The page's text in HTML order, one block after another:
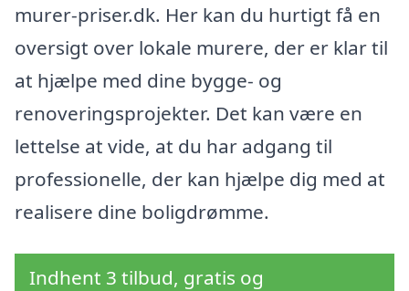
murer-priser.dk. Her kan du hurtigt få en
oversigt over lokale murere, der er klar til
at hjælpe med dine bygge- og
renoveringsprojekter. Det kan være en
lettelse at vide, at du har adgang til
professionelle, der kan hjælpe dig med at
realisere dine boligdrømme.
Indhent 3 tilbud, gratis og